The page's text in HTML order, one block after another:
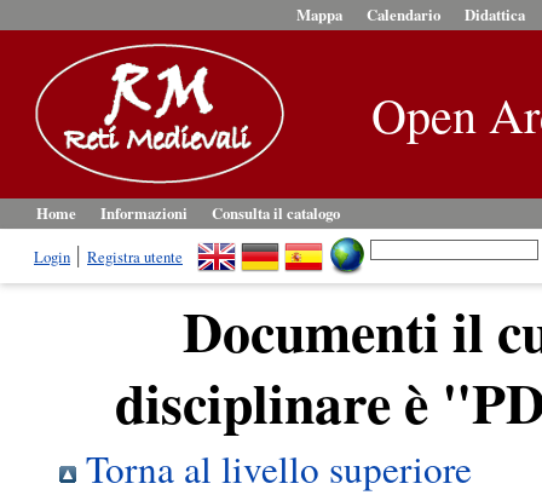
Mappa Calendario Didattica
Open
Home Informazioni
Consulta il catalogo
Login
Registra utente
Documenti il
disciplinare è
Torna al livello superiore